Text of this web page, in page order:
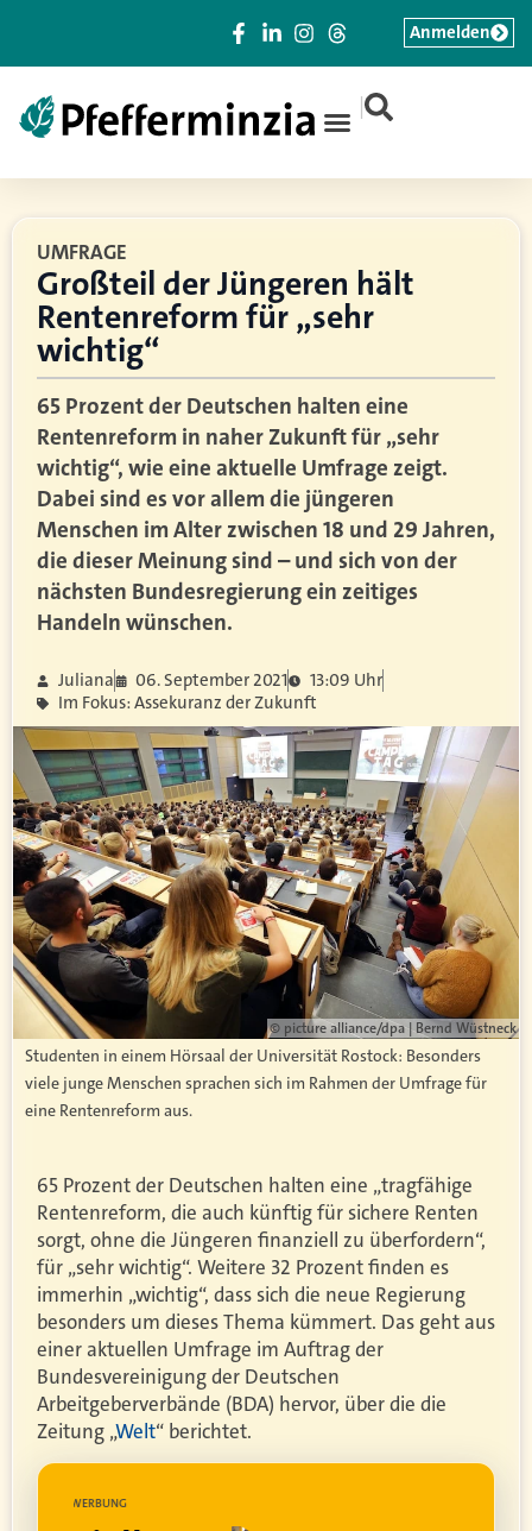
|
Anmelden
UMFRAGE
Großteil der Jüngeren hält
Rentenreform für „sehr
wichtig“
65 Prozent der Deutschen halten eine
Rentenreform in naher Zukunft für „sehr
wichtig“, wie eine aktuelle Umfrage zeigt.
Dabei sind es vor allem die jüngeren
Menschen im Alter zwischen 18 und 29 Jahren,
die dieser Meinung sind – und sich von der
nächsten Bundesregierung ein zeitiges
Handeln wünschen.
Juliana 06. September 2021
13:09 Uhr
Im Fokus: Assekuranz der Zukunft
© picture alliance/dpa | Bernd Wüstneck
Studenten in einem Hörsaal der Universität Rostock: Besonders
viele junge Menschen sprachen sich im Rahmen der Umfrage für
eine Rentenreform aus.
65 Prozent der Deutschen halten eine „tragfähige
Rentenreform, die auch künftig für sichere Renten
sorgt, ohne die Jüngeren finanziell zu überfordern“,
für „sehr wichtig“. Weitere 32 Prozent finden es
immerhin „wichtig“, dass sich die neue Regierung
besonders um dieses Thema kümmert. Das geht aus
einer aktuellen Umfrage im Auftrag der
Bundesvereinigung der Deutschen
Arbeitgeberverbände (BDA) hervor, über die die
Zeitung „Welt“ berichtet.